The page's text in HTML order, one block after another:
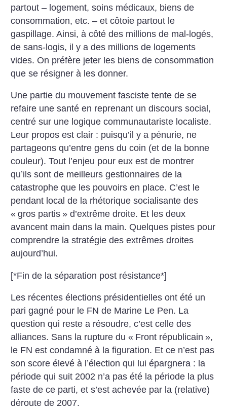
partout – logement, soins médicaux, biens de
consommation, etc. – et côtoie partout le
gaspillage. Ainsi, à côté des millions de mal-logés,
de sans-logis, il y a des millions de logements
vides. On préfère jeter les biens de consommation
que se résigner à les donner.
Une partie du mouvement fasciste tente de se
refaire une santé en reprenant un discours social,
centré sur une logique communautariste localiste.
Leur propos est clair : puisqu’il y a pénurie, ne
partageons qu’entre gens du coin (et de la bonne
couleur). Tout l’enjeu pour eux est de montrer
qu’ils sont de meilleurs gestionnaires de la
catastrophe que les pouvoirs en place. C’est le
pendant local de la rhétorique socialisante des
« gros partis » d’extrême droite. Et les deux
avancent main dans la main. Quelques pistes pour
comprendre la stratégie des extrêmes droites
aujourd’hui.
[*Fin de la séparation post résistance*]
Les récentes élections présidentielles ont été un
pari gagné pour le FN de Marine Le Pen. La
question qui reste a résoudre, c’est celle des
alliances. Sans la rupture du « Front républicain »,
le FN est condamné à la figuration. Et ce n’est pas
son score élevé à l’élection qui lui épargnera : la
période qui suit 2002 n’a pas été la période la plus
faste de ce parti, et s’est achevée par la (relative)
déroute de 2007.